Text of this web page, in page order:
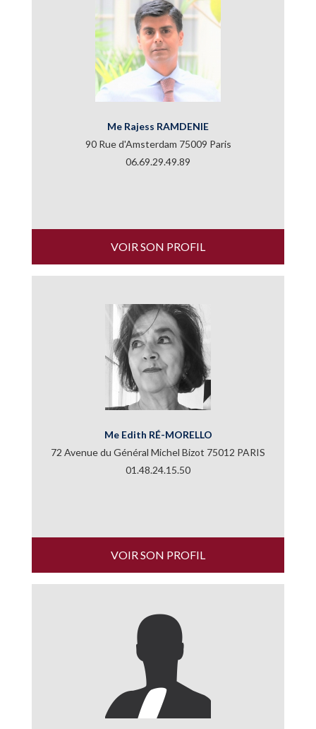
Me Rajess RAMDENIE
90 Rue d'Amsterdam 75009 Paris
06.69.29.49.89
VOIR SON PROFIL
Me Edith RÉ-MORELLO
72 Avenue du Général Michel Bizot 75012 PARIS
01.48.24.15.50
VOIR SON PROFIL